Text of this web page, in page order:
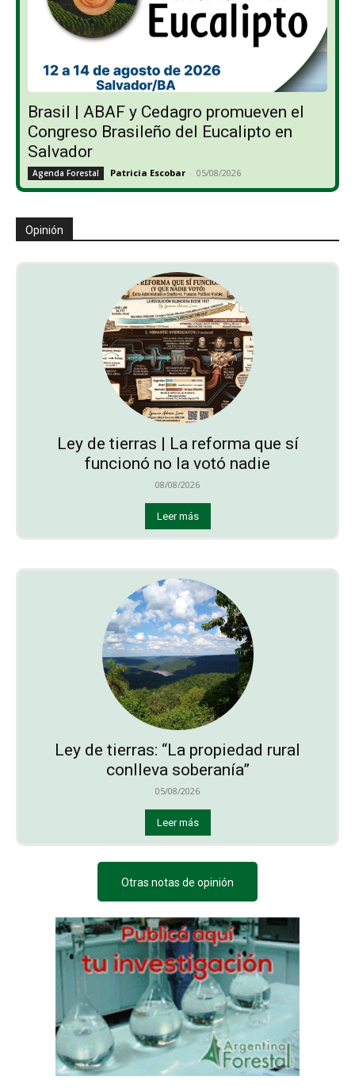
Brasil | ABAF y Cedagro promueven el
Congreso Brasileño del Eucalipto en
Salvador
Agenda Forestal Patricia Escobar - 05/08/2026
Opinión
Ley de tierras | La reforma que sí
funcionó no la votó nadie
08/08/2026
Leer más
Ley de tierras: “La propiedad rural
conlleva soberanía”
05/08/2026
Leer más
Otras notas de opinión